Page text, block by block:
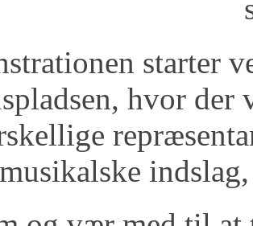
starter
hvor
musikalske